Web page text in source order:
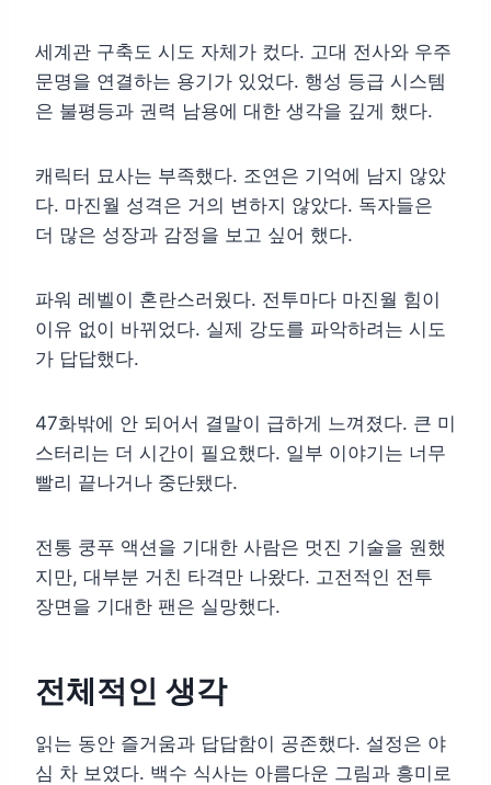
세계관 구축도 시도 자체가 컸다. 고대 전사와 우주
문명을 연결하는 용기가 있었다. 행성 등급 시스템
은 불평등과 권력 남용에 대한 생각을 깊게 했다.
캐릭터 묘사는 부족했다. 조연은 기억에 남지 않았
다. 마진월 성격은 거의 변하지 않았다. 독자들은
더 많은 성장과 감정을 보고 싶어 했다.
파워 레벨이 혼란스러웠다. 전투마다 마진월 힘이
이유 없이 바뀌었다. 실제 강도를 파악하려는 시도
가 답답했다.
47화밖에 안 되어서 결말이 급하게 느껴졌다. 큰 미
스터리는 더 시간이 필요했다. 일부 이야기는 너무
빨리 끝나거나 중단됐다.
전통 쿵푸 액션을 기대한 사람은 멋진 기술을 원했
지만, 대부분 거친 타격만 나왔다. 고전적인 전투
장면을 기대한 팬은 실망했다.
전체적인 생각
읽는 동안 즐거움과 답답함이 공존했다. 설정은 야
심 차 보였다. 백수 식사는 아름다운 그림과 흥미로